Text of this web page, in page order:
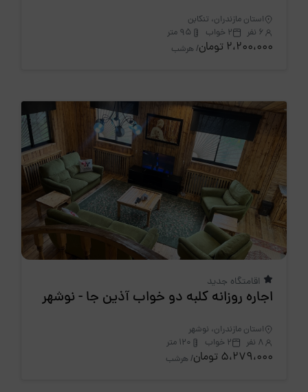
استان مازندران، تنکابن
6 نفر
2 خواب 95 متر
2،200،000 تومان / هرشب
اقامتگاه جدید
اجاره روزانه کلبه دو خواب آذین جا - نوشهر
استان مازندران، نوشهر
8 نفر
2 خواب 120 متر
5،279،000 تومان / هرشب